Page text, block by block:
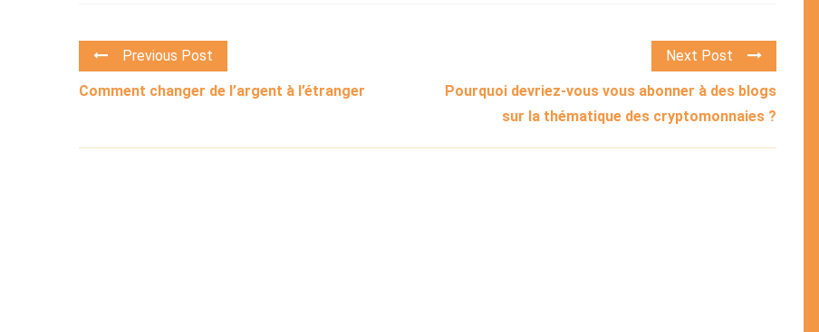
Previous Post
Comment changer de l’argent à l’étranger
Next Post
Pourquoi devriez-vous vous abonner à des blogs
sur la thématique des cryptomonnaies ?